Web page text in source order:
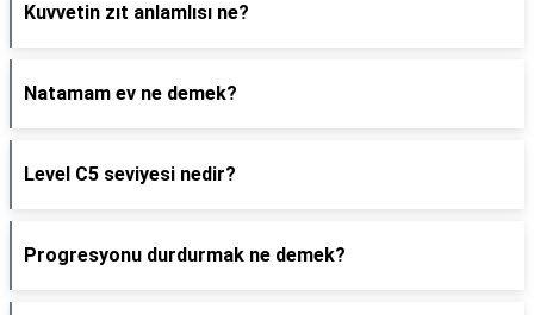
Kuvvetin zıt anlamlısı ne?
Natamam ev ne demek?
Level C5 seviyesi nedir?
Progresyonu durdurmak ne demek?